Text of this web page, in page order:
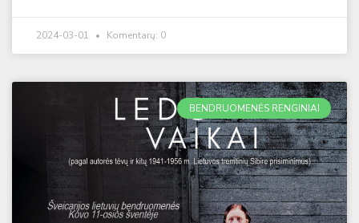
2024-03-01 Komentarų: 0
BENDRUOMENĖS RENGINIAI